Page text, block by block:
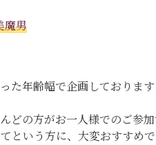
魔男
た年齢幅で企画しておりま
どの方がお一人様でのご参
という方に、大変おすすめ